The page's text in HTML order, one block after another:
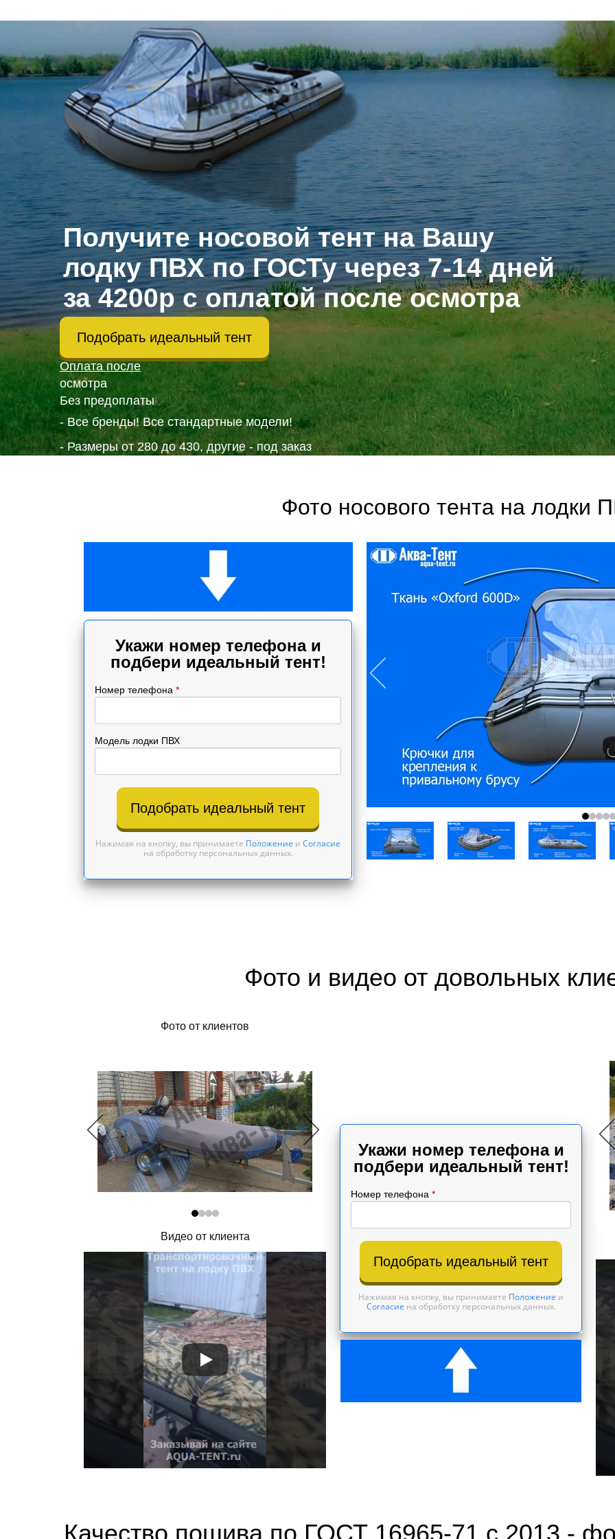
Получите носовой тент на Вашу
лодку ПВХ по ГОСТу через 7-14 дней
за 4200р с оплатой после осмотра
Подобрать идеальный тент
Оплата после
осмотра
Без предоплаты
- Все бренды! Все стандартные модели!
- Размеры от 280 до 430, другие - под заказ
Шьём с 2013 года
по ГОСТу 16965-71
Звоните: +7(995)099-33-12
Заявки на сайте 24\7
● Сейчас работаем ●
Фото носового тента на лодки
Укажи номер телефона и
подбери идеальный тент!
Номер телефона *
Модель лодки ПВХ
Подобрать идеальный тент
Нажимая на кнопку, вы принимаете Положение иСогласие
на обработку персональных данных.
Фото и видео от довольных
Фото от клиентов
Видео от клиента
Укажи номер телефона и
подбери идеальный тент!
Номер телефона *
Подобрать идеальный тент
Нажимая на кнопку, вы принимаете Положение и
Согласие на обработку персональных данных.
Качество пошива по ГОСТ 16965-71 с 2013 -